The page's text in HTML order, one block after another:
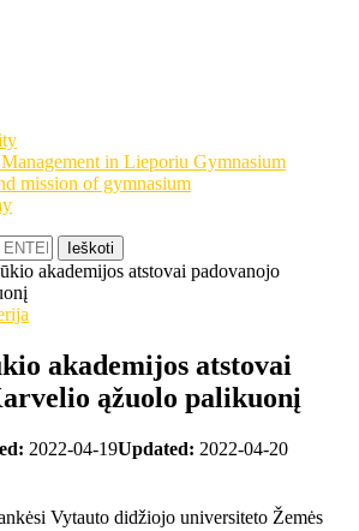
in Lieporiu Gymnasium
mission of gymnasium
Ieškoti
akademijos atstovai padovanojo
akademijos atstovai
ąžuolo palikuonį
2022-04-19Updated: 2022-04-20
Vytauto didžiojo universiteto Žemės